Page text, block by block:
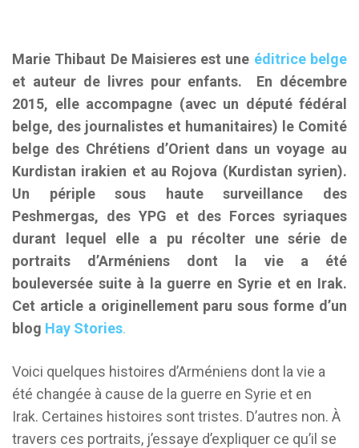
Marie Thibaut De Maisieres est une éditrice belge
et auteur de livres pour enfants. En décembre
2015, elle accompagne (avec un député fédéral
belge, des journalistes et humanitaires) le Comité
belge des Chrétiens d’Orient dans un voyage au
Kurdistan irakien et au Rojova (Kurdistan syrien).
Un périple sous haute surveillance des
Peshmergas, des YPG et des Forces syriaques
durant lequel elle a pu récolter une série de
portraits d’Arméniens dont la vie a été
bouleversée suite à la guerre en Syrie et en Irak.
Cet article a originellement paru sous forme d’un
blog Hay Stories.
Voici quelques histoires d’Arméniens dont la vie a
été changée à cause de la guerre en Syrie et en
Irak. Certaines histoires sont tristes. D’autres non. À
travers ces portraits, j’essaye d’expliquer ce qu’il se